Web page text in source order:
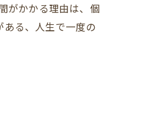
がかかる理由は、個
る、人生で一度の